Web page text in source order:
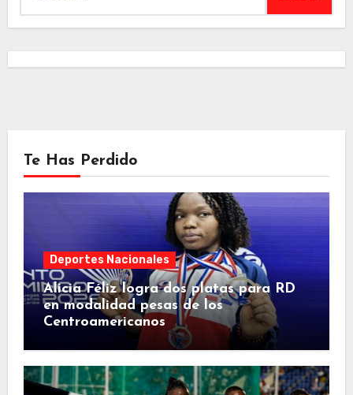
Te Has Perdido
Deportes Nacionales
Alicia Féliz logra dos platas para RD
en modalidad pesas de los
Centroamericanos